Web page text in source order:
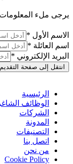
يرجى ملء
الاسم الأول *
اسم العائلة *
البريد الإلكتروني *
انتقل إلى صفحة
الرئيسية
الوظائف
الشركات
المدونة
التصنيفات
اتصل بنا
من نحن
Cookie Policy